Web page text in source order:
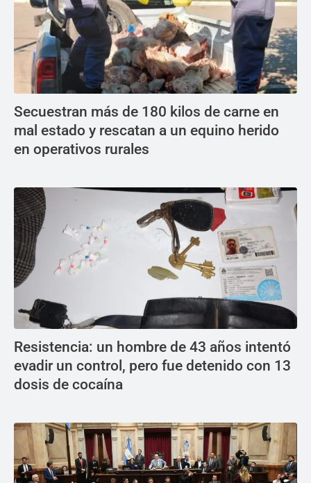
Secuestran más de 180 kilos de carne en
mal estado y rescatan a un equino herido
en operativos rurales
Resistencia: un hombre de 43 años intentó
evadir un control, pero fue detenido con 13
dosis de cocaína